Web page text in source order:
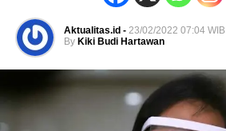
Aktualitas.id - 23/02/2022 07:04 WIB
By Kiki Budi Hartawan